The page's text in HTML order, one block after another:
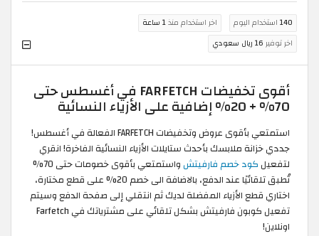
140 استخدام اليوم اخر استخدام منذ1 ساعة
اخر توفير 16 ريال سعودي
أقوى تخفيضات FARFETCH في أغسطس حتى
70% + 20% إضافية على الأزياء النسائية
استمتعي بأقوى عروض وتخفيضات FARFETCH الفعالة في أغسطس!
جددي خزانة ملابسك بأحدث ستايلات الأزياء النسائية الفاخرة! انقري
لتفعيل كود خصم فارفيتش
واستمتعي بأقوى خصومات حتى 70%
تُطبق تلقائيًا عند الدفع، بالاضافة الى خصم 20% على قطع مختارة،
اختاري قطع الأزياء المفضلة لديك ثم انتقلي إلى صفحة الدفع وسيتم
تفعيل كوبون فارفيتش بشكل تلقائي على مشترياتك في Farfetch
اونلاين!